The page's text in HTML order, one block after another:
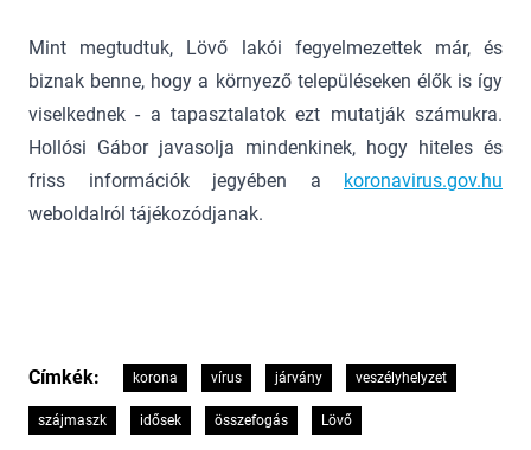
Mint megtudtuk, Lövő lakói fegyelmezettek már, és
biznak benne, hogy a környező településeken élők is így
viselkednek - a tapasztalatok ezt mutatják számukra.
Hollósi Gábor javasolja mindenkinek, hogy hiteles és
friss információk jegyében a
koronavirus.gov.hu
weboldalról tájékozódjanak.
Címkék: korona vírus járvány veszélyhelyzet
szájmaszk idősek összefogás Lövő